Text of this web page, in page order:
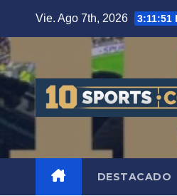
Vie. Ago 7th, 2026 3:11:51
DESTACADO